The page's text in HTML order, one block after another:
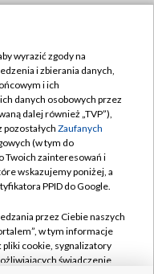
wyrazić zgody na
i zbierania danych,
i ich
danych osobowych przez
dalej również „TVP”),
pozostałych Zaufanych
(w tym do
Twoich zainteresowań i
wskazujemy poniżej, a
PPID do Google.
przez Ciebie naszych
w tym informacje
pliki cookie, sygnalizatory
świadczenie